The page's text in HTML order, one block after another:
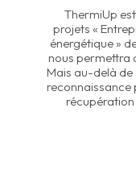
ThermiUp
projets «
énergétique »
nous permettra
Mais au-delà de
reconnaissance
récupération